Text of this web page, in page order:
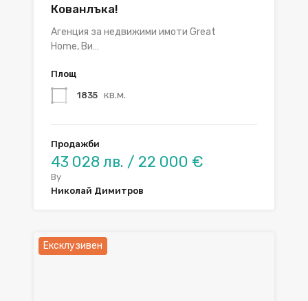
Кованлъка!
Агенция за недвижими имоти Great
Home, Ви…
Площ
1835 кв.м.
Продажби
43 028 лв. / 22 000 €
By
Николай Димитров
Ексклузивен